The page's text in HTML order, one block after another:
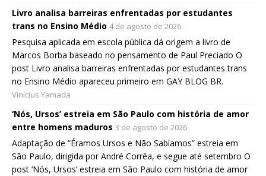
Livro analisa barreiras enfrentadas por estudantes
trans no Ensino Médio 4 de agosto de 2026
Pesquisa aplicada em escola pública dá origem a livro de
Marcos Borba baseado no pensamento de Paul Preciado O
post Livro analisa barreiras enfrentadas por estudantes trans
no Ensino Médio apareceu primeiro em GAY BLOG BR.
Vinícius Yamada
‘Nós, Ursos’ estreia em São Paulo com história de amor
entre homens maduros 3 de agosto de 2026
Adaptação de “Éramos Ursos e Não Sabíamos” estreia em
São Paulo, dirigida por André Corrêa, e segue até setembro O
post ‘Nós, Ursos’ estreia em São Paulo com história de amor